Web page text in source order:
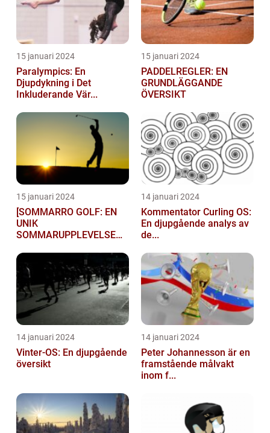
15 januari 2024
Paralympics: En
Djupdykning i Det
Inkluderande Vär...
15 januari 2024
PADDELREGLER: EN
GRUNDLÄGGANDE
ÖVERSIKT
15 januari 2024
[SOMMARRO GOLF: EN
UNIK
SOMMARUPPLEVELSE
14 januari 2024
Kommentator Curling OS:
En djupgående analys av
de...
14 januari 2024
Vinter-OS: En djupgående
översikt
14 januari 2024
Peter Johannesson är en
framstående målvakt
inom f...